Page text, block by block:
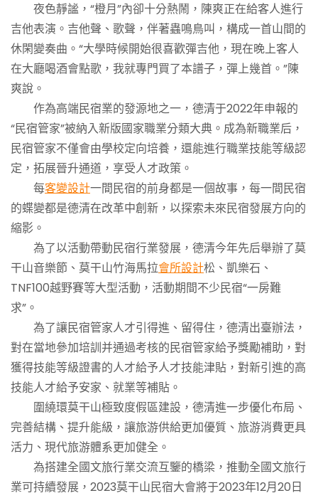
夜色靜謐，“橙月”內卻十分熱鬧，陳爽正在給客人進行
吉他表演。吉他聲、歌聲，伴著蟲鳴鳥叫，構成一首山間的
休閑變奏曲。“大學時候開始很喜歡彈吉他，現在晚上客人
在大廳喝酒會點歌，我就專門買了本譜子，彈上幾首。”陳
爽說。
作為高端民宿業的發源地之一，德清于2022年申報的
“民宿管家”被納入新版國家職業分類大典。成為新職業后，
民宿管家不僅會由學校定向培養，還能進行職業技能等級認
定，拓展晉升通道，享受人才政策。
每客變設計一間民宿的前身都是一個故事，每一間民宿
的蝶變都是德清在改革中創新，以探索未來民宿發展方向的
縮影。
為了以活動帶動民宿行業發展，德清今年先后舉辦了莫
干山音樂節、莫干山竹海馬拉會所設計松、凱樂石、
TNF100越野賽等大型活動，活動期間不少民宿“一房難
求”。
為了讓民宿管家人才引得進、留得住，德清出臺辦法，
對在當地參加培訓并通過考核的民宿管家給予獎勵補助，對
獲得技能等級證書的人才給予人才技能津貼，對新引進的高
技能人才給予安家、就業等補貼。
圍繞環莫干山極致度假區建設，德清進一步優化布局、
完善結構、提升能級，讓旅游供給更加優質、旅游消費更具
活力、現代旅游體系更加健全。
為搭建全國文旅行業交流互鑒的橋梁，推動全國文旅行
業可持續發展，2023莫干山民宿大會將于2023年12月20日